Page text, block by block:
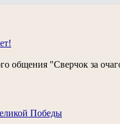
общения "Сверчок за
Победы